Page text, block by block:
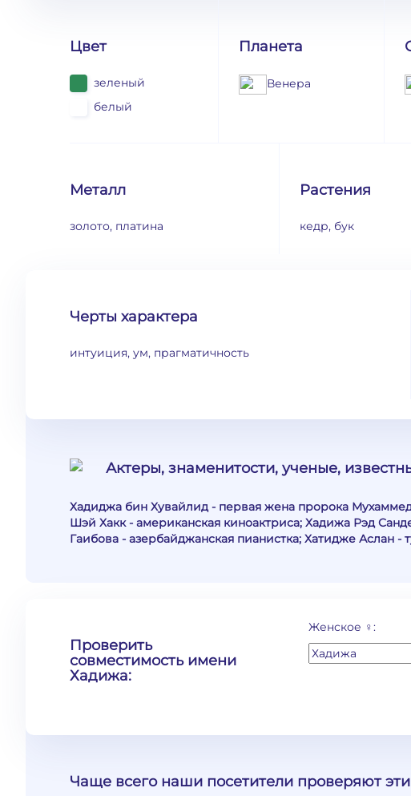
Цвет
зеленый
белый
Планета
Венера
Металл
золото, платина
Растения
кедр, бук
Черты характера
интуиция, ум, прагматичность
Актеры, знаменитости, ученые,
Хадиджа бин Хувайлид - первая жена пророка
Шэй Хакк - американская киноактриса; Хадижа Рэд
Гаибова - азербайджанская пианистка; Хатидже Аслан -
Проверить
совместимость имени
Хадижа:
Женское ♀:
Чаще всего наши посетители проверяют